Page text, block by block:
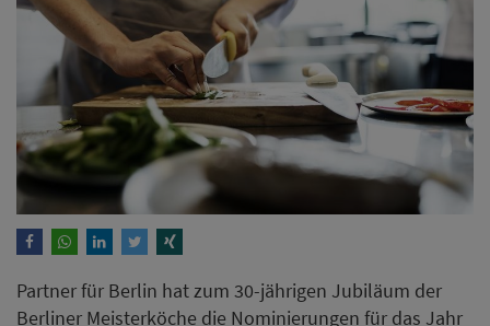
Partner für Berlin hat zum 30-jährigen Jubiläum der
Berliner Meisterköche die Nominierungen für das Jahr